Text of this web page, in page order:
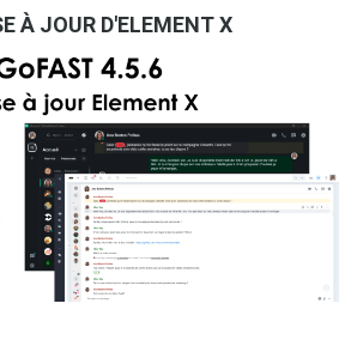
À JOUR D'ELEMENT X